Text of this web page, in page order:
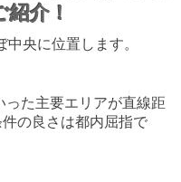
介！
中央に位置します。
った主要エリアが直線距
の良さは都内屈指で